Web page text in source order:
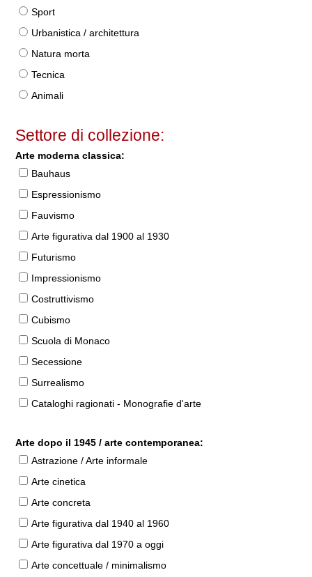
Sport
Urbanistica / architettura
Natura morta
Tecnica
Animali
Settore di collezione:
Arte moderna classica:
Bauhaus
Espressionismo
Fauvismo
Arte figurativa dal 1900 al 1930
Futurismo
Impressionismo
Costruttivismo
Cubismo
Scuola di Monaco
Secessione
Surrealismo
Cataloghi ragionati - Monografie d'arte
Arte dopo il 1945 / arte contemporanea:
Astrazione / Arte informale
Arte cinetica
Arte concreta
Arte figurativa dal 1940 al 1960
Arte figurativa dal 1970 a oggi
Arte concettuale / minimalismo